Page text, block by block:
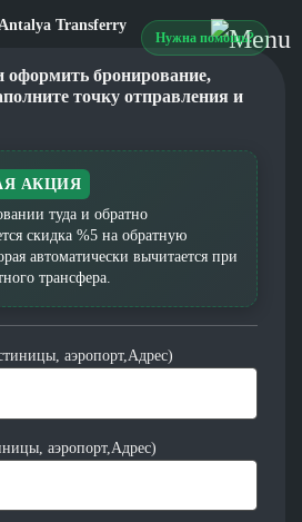
Нужна помощь?
оформить бронирование,
точку отправления и
АКЦИЯ
туда и обратно
скидка %5 на обратную
автоматически вычитается при
трансфера.
аэропорт,Адрес)
аэропорт,Адрес)